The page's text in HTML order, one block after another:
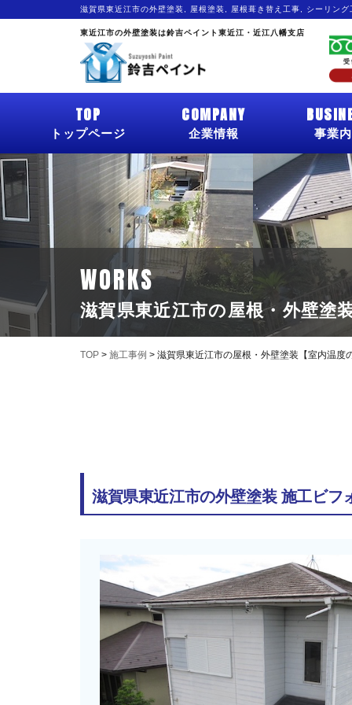
滋賀県東近江市の外壁塗装, 屋根塗装, 屋根葺き替え工事, シーリン
東近江市の外壁塗装は鈴吉ペイント東近江・近江八幡支店
TOP
トップページ
COMPANY
企業情報 事業
WORKS
滋賀県東近江市の屋根・外壁塗
TOP > 施工事例 > 滋賀県東近江市の屋根・外壁塗装【室内温度
滋賀県東近江市の外壁塗装 施工ビフ